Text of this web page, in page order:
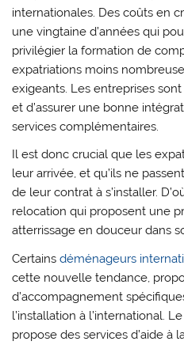
internationales. Des coûts en
une vingtaine d’années qui
privilégier la formation de
expatriations moins
exigeants. Les entreprises
et d’assurer une bonne
services complémentaires.
Il est donc crucial que les
leur arrivée, et qu’ils ne
de leur contrat à s’installer.
relocation qui proposent une
atterrissage en douceur dans
Certainsdéménageurs
cette nouvelle tendance,
d’accompagnement
l’installation à l’international.
propose des services d’aide à